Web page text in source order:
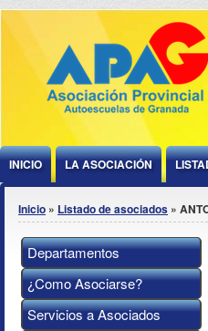
Jump to Content
INICIO LA ASOCIACIÓN
Se encuentra usted aquí
Inicio » Listado de asociados »
Departamentos
¿Como Asociarse?
Servicios a Asociados